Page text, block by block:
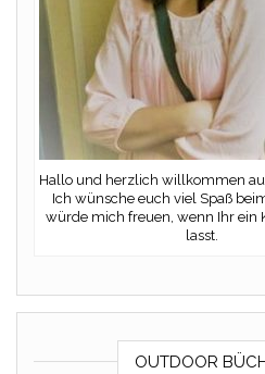
Hallo und herzlich willkommen
Ich wünsche euch viel Spaß
würde mich freuen, wenn Ihr ein
lasst.
OUTDOOR